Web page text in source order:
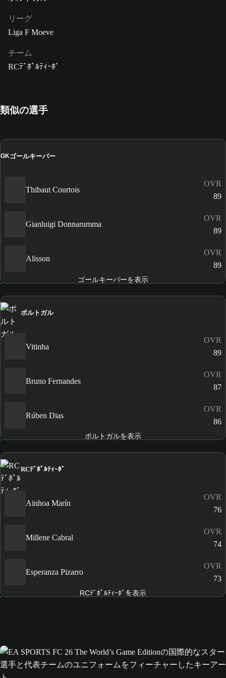
リーグ
Liga F Moeve
チーム
RCﾃﾞﾎﾟﾙﾃｨｰﾎﾞ
類似の選手
GKゴールキーパー
Thibaut Courtois
OVR
89
Gianluigi Donnarumma
OVR
89
Alisson
OVR
89
ゴールキーパーを表示
ポルトガル
Vitinha
OVR
89
Bruno Fernandes
OVR
87
Rúben Dias
OVR
86
ポルトガルを表示
RCﾃﾞﾎﾟﾙﾃｨｰﾎﾞ
Ainhoa Marín
OVR
76
Millene Cabral
OVR
74
Esperanza Pizarro
OVR
73
RCﾃﾞﾎﾟﾙﾃｨｰﾎﾞを表示